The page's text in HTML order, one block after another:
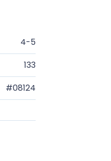
4-5
133
#08124